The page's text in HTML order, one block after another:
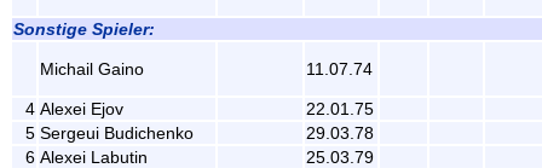
Sonstige Spieler:
Michail Gaino 11.07.74
4 Alexei Ejov
22.01.75
5 Sergeui Budichenko
29.03.78
6 Alexei Labutin
25.03.79